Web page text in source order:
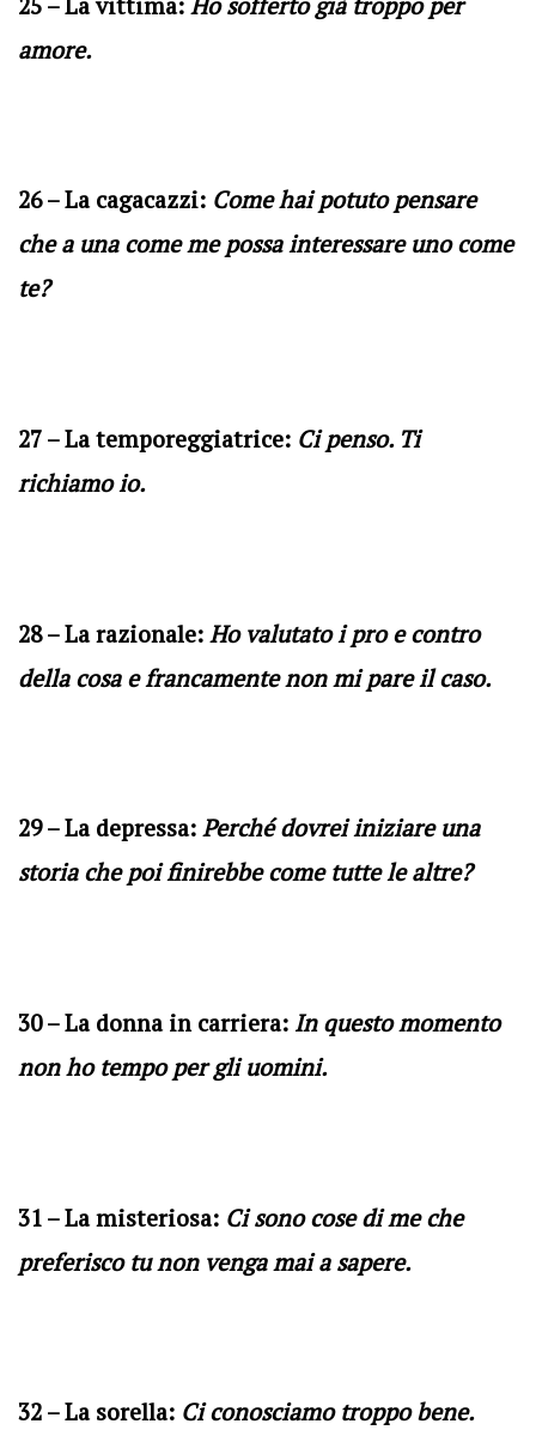
amore.
26 – La cagacazzi: Come hai potuto pensare
che a una come me possa interessare uno come
te?
27 – La temporeggiatrice: Ci penso. Ti
richiamo io.
28 – La razionale:Ho valutato i pro e contro
della cosa e francamente non mi pare il caso.
29 – La depressa:Perché dovrei iniziare una
storia che poi finirebbe come tutte le altre?
30 – La donna in carriera: In questo momento
non ho tempo per gli uomini.
31 – La misteriosa: Ci sono cose di me che
preferisco tu non venga mai a sapere.
32 – La sorella: Ci conosciamo troppo bene.